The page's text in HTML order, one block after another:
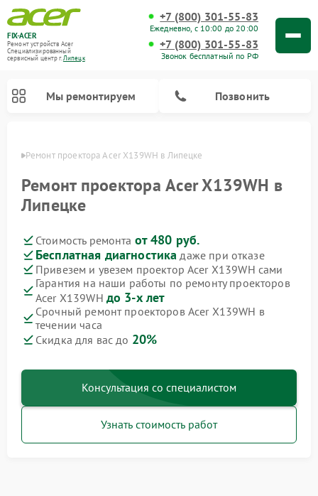
FIX-ACER
Ремонт устройств Acer
Специализированный
cервисный центр г.Липецк
+7 (800) 301-55-83
Ежедневно, с 10:00 до 20:00
+7 (800) 301-55-83
Звонок бесплатный по РФ
Мы ремонтируем Позвонить
Ремонт проектора Acer X139WH в Липецке
Ремонт проектора Acer X139WH в
Липецке
Стоимость ремонта от 480 руб.
Бесплатная диагностика даже при отказе
Привезем и увезем проектор Acer X139WH сами
Гарантия на наши работы по ремонту проекторов
Acer X139WH до 3-х лет
Срочный ремонт проекторов Acer X139WH в
течении часа
Скидка для вас до 20%
Консультация со специалистом
Узнать стоимость работ